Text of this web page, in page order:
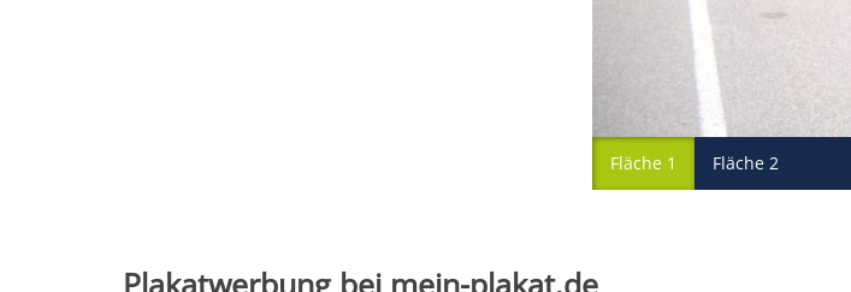
Fläche 1 Fläche 2
Plakatwerbung bei mein-plakat.de